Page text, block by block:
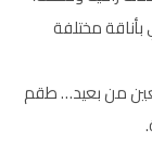
بأناقة مختلفة
من بعيد… طقم